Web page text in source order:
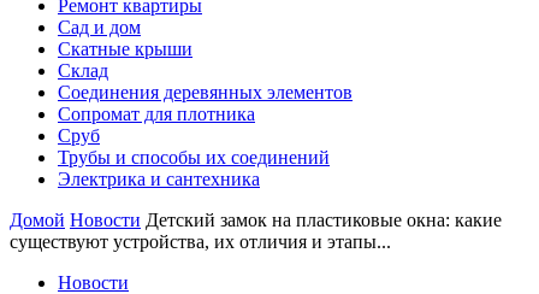
Ремонт квартиры
Сад и дом
Скатные крыши
Склад
Соединения деревянных элементов
Сопромат для плотника
Сруб
Трубы и способы их соединений
Электрика и сантехника
Домой Новости Детский замок на пластиковые окна: какие
существуют устройства, их отличия и этапы...
Новости